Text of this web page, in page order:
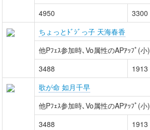
4950
3300
ちょっとﾄﾞｼﾞっ子 天海春香
他Pﾌｪｽ参加時､Vo属性のAPｱｯﾌﾟ(小)
3488
1913
歌が命 如月千早
他Pﾌｪｽ参加時､Vo属性のAPｱｯﾌﾟ(小)
3488
1913